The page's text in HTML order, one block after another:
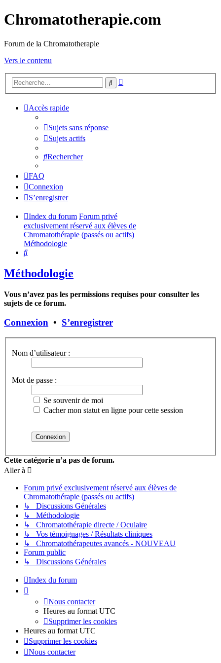
Chromatotherapie.com
Forum de la Chromatotherapie
Vers le contenu
Rechercher
Accès rapide
Sujets sans réponse
Sujets actifs
Rechercher
FAQ
Connexion
S’enregistrer
Index du forum Forum privé
exclusivement réservé aux élèves de
Chromatothérapie (passés ou actifs)
Méthodologie
Rechercher
Méthodologie
Vous n’avez pas les permissions requises pour consulter les
sujets de ce forum.
Connexion • S’enregistrer
Nom d’utilisateur :
Mot de passe :
Se souvenir de moi
Cacher mon statut en ligne pour cette session
Cette catégorie n’a pas de forum.
Aller à
Forum privé exclusivement réservé aux élèves de
Chromatothérapie (passés ou actifs)
↳ Discussions Générales
↳ Méthodologie
↳ Chromatothérapie directe / Oculaire
↳ Vos témoignages / Résultats cliniques
↳ Chromatothérapeutes avancés - NOUVEAU
Forum public
↳ Discussions Générales
Index du forum
Nous contacter
Heures au format UTC
Supprimer les cookies
Heures au format UTC
Supprimer les cookies
Nous contacter